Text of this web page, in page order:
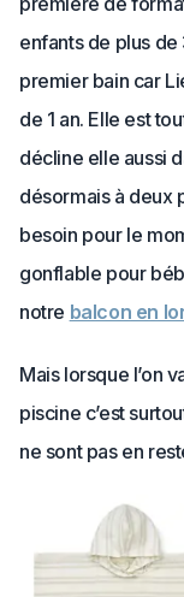
enfants de plus de
premier bain car
de 1 an. Elle est
décline elle aussi
désormais à deux
besoin pour le
gonflable pour
notre balcon en
Mais lorsque l’on
piscine c’est
ne sont pas en